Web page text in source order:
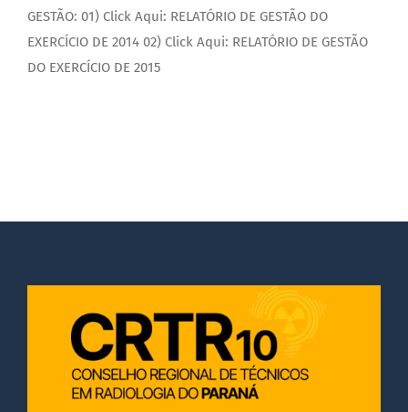
GESTÃO: 01) Click Aqui: RELATÓRIO DE GESTÃO DO
EXERCÍCIO DE 2014 02) Click Aqui: RELATÓRIO DE GESTÃO
DO EXERCÍCIO DE 2015